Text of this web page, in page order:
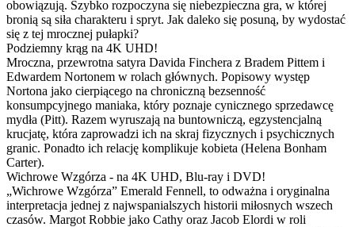
obowiązują. Szybko rozpoczyna się niebezpieczna gra, w której
bronią są siła charakteru i spryt. Jak daleko się posuną, by wydostać
się z tej mrocznej pułapki?
Podziemny krąg na 4K UHD!
Mroczna, przewrotna satyra Davida Finchera z Bradem Pittem i
Edwardem Nortonem w rolach głównych. Popisowy występ
Nortona jako cierpiącego na chroniczną bezsenność
konsumpcyjnego maniaka, który poznaje cynicznego sprzedawcę
mydła (Pitt). Razem wyruszają na buntowniczą, egzystencjalną
krucjatę, która zaprowadzi ich na skraj fizycznych i psychicznych
granic. Ponadto ich relację komplikuje kobieta (Helena Bonham
Carter).
Wichrowe Wzgórza - na 4K UHD, Blu-ray i DVD!
„Wichrowe Wzgórza” Emerald Fennell, to odważna i oryginalna
interpretacja jednej z najwspanialszych historii miłosnych wszech
czasów. Margot Robbie jako Cathy oraz Jacob Elordi w roli